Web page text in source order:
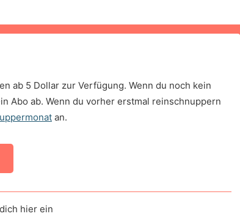
ab 5 Dollar zur Verfügung. Wenn du noch kein
Abo ab. Wenn du vorher erstmal reinschnuppern
an.
hier ein